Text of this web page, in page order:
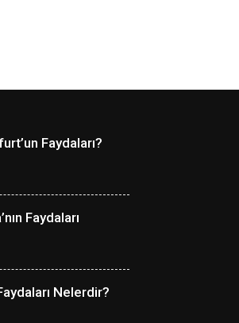
Faydaları?
Faydaları
Nelerdir?